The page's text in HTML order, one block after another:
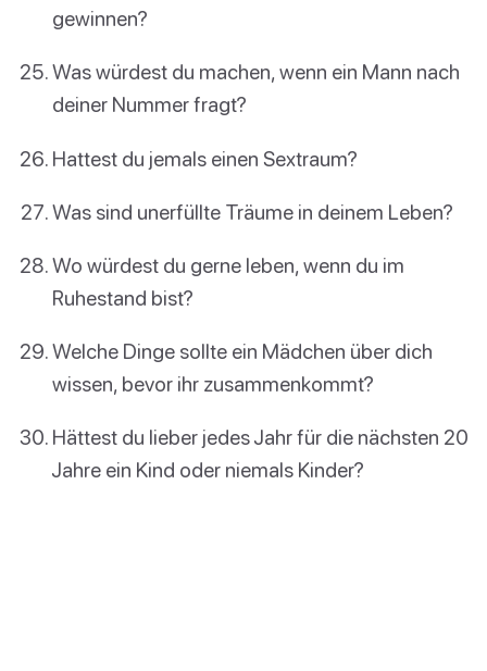
gewinnen?
Was würdest du machen, wenn ein Mann nach
deiner Nummer fragt?
Hattest du jemals einen Sextraum?
Was sind unerfüllte Träume in deinem Leben?
Wo würdest du gerne leben, wenn du im
Ruhestand bist?
Welche Dinge sollte ein Mädchen über dich
wissen, bevor ihr zusammenkommt?
Hättest du lieber jedes Jahr für die nächsten 20
Jahre ein Kind oder niemals Kinder?